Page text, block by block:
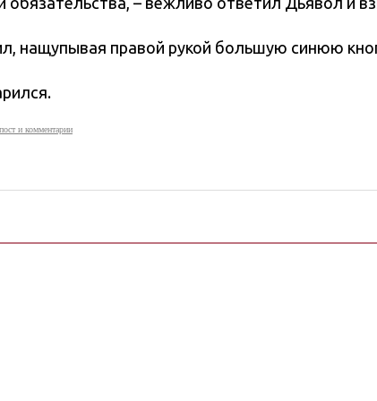
нащупывая правой рукой большую синюю
и комментарии